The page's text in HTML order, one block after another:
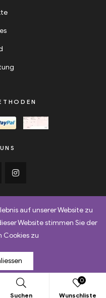
& Lieferbedingungen
Impressum
Suchen Wunschliste
0
auf unserer Website zu
Website stimmen Sie der
Cookies zu